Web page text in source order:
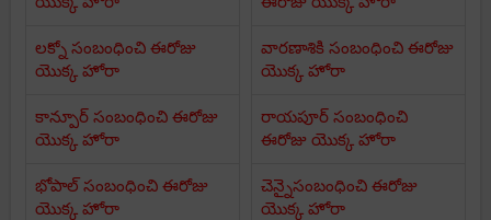
లక్నో సంబంధించి ఈరోజు
యొక్క హోరా
కాన్పూర్ సంబంధించి ఈరోజు
యొక్క హోరా
భోపాల్ సంబంధించి ఈరోజు
యొక్క హోరా
వారణాశికి సంబంధించి ఈరోజు
యొక్క హోరా
రాయపూర్ సంబంధించి
ఈరోజు యొక్క హోరా
చెన్నైసంబంధించి ఈరోజు
యొక్క హోరా